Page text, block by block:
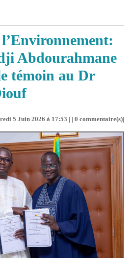
Abdourahmane
témoin au Dr
5 Juin 2026 à 17:53 | | 0 commentaire(s)|